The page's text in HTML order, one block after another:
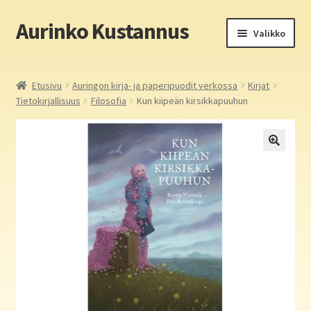
Siirry
navigointiin
Siirry
sisältöön
Aurinko Kustannus Valikko
Yritys
Aurinko Kustannus: kirjat
Auringon kirja- ja paperipuodit verkossa
Etusivu Auringon kirja- ja paperipuodit verkossa
Kirjat
Tietokirjallisuus
Filosofia Kun kiipeän kirsikkapuuhun